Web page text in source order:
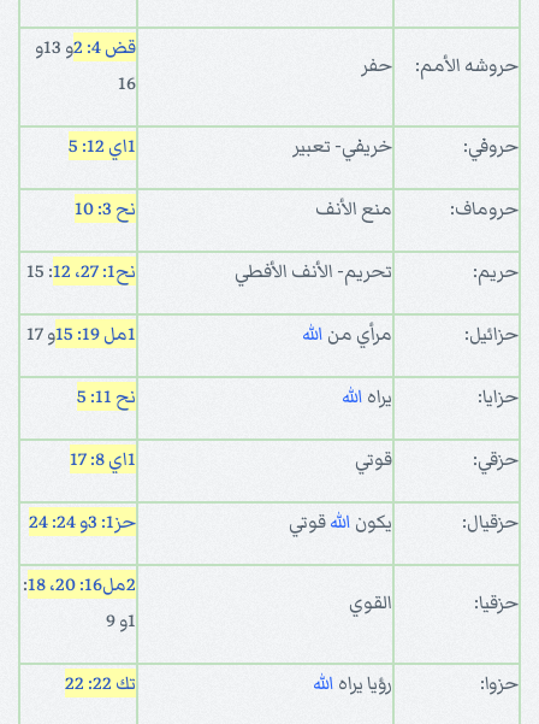
حروشه الأمم: حفر
قض 4: 2
و 13و
16
حروفي: خريفي- تعبير 1اي 12: 5
حروماف: منع الأنف نح 3: 10
حريم: تحريم- الأنف الأفطي نح1: 27، 12 : 15
حزائيل: مرأي من الله 1مل 19: 15 و 17
حزايا: يراه الله نح 11: 5
حزقي: قوتي 1اي 8: 17
حزقيال: يكون اللهقوتي حز1: 3 و 24: 24
حزقيا: القوي
2مل16: 20، 18
:
1و 9
حزوا: رؤيا يراه الله تك 22: 22